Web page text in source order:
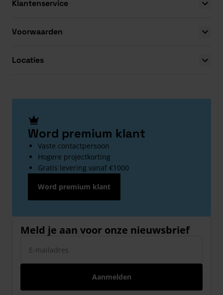
Klantenservice
Voorwaarden
Locaties
Word premium klant
Vaste contactpersoon
Hogere projectkorting
Gratis levering vanaf €1000
Word premium klant
Meld je aan voor onze nieuwsbrief
Aanmelden